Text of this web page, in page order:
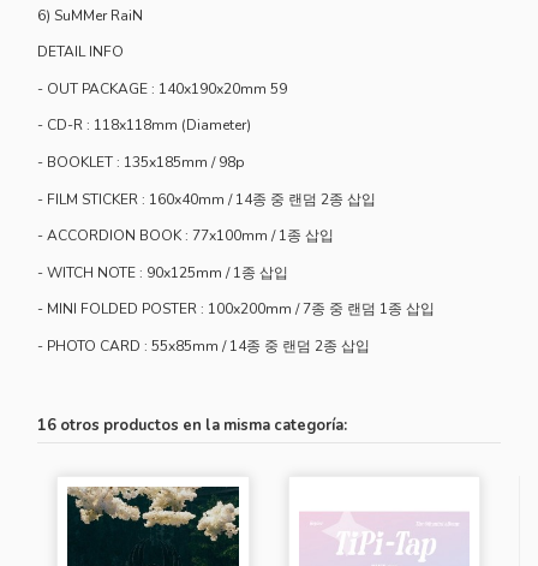
6) SuMMer RaiN
DETAIL INFO
- OUT PACKAGE : 140x190x20mm 59
- CD-R : 118x118mm (Diameter)
- BOOKLET : 135x185mm / 98p
- FILM STICKER : 160x40mm / 14종 중 랜덤 2종 삽입
- ACCORDION BOOK : 77x100mm / 1종 삽입
- WITCH NOTE : 90x125mm / 1종 삽입
- MINI FOLDED POSTER : 100x200mm / 7종 중 랜덤 1종 삽입
- PHOTO CARD : 55x85mm / 14종 중 랜덤 2종 삽입
16 otros productos en la misma categoría: